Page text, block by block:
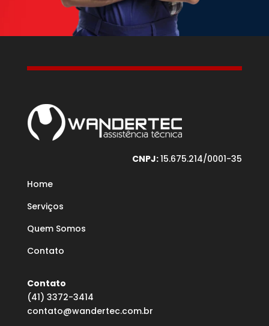
CNPJ:15.675.214/0001-35
Home
Serviços
Quem Somos
Contato
Contato
(41) 3372-3414
contato@wandertec.com.br